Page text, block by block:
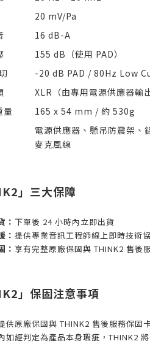
20 mV/Pa
16 dB-A
155 dB（使用 PAD）
-20 dB PAD / 80Hz Low
XLR（由專用電源供應器輸出
量
165 x 54 mm / 約 530g
電源供應器、懸吊防震架
麥克風線
」三大保障
： 下單後 24 小時內立即出貨
： 提供專業音訊工程師線上即時技術
： 享有完整原廠保固與 THINK2 售後
」保固注意事項
供原廠保固與 THINK2 售後服務保固
如經判定為產品本身瑕疵，THINK2